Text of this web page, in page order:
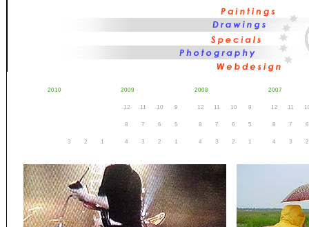
2010
3 2 1
2009
12 11 10 9
8 7 6 5
4 3 2 1
2008
12 11 10 9
8 7 6 5
4 3 2 1
2007
12 11
8 7 6
4 3 2